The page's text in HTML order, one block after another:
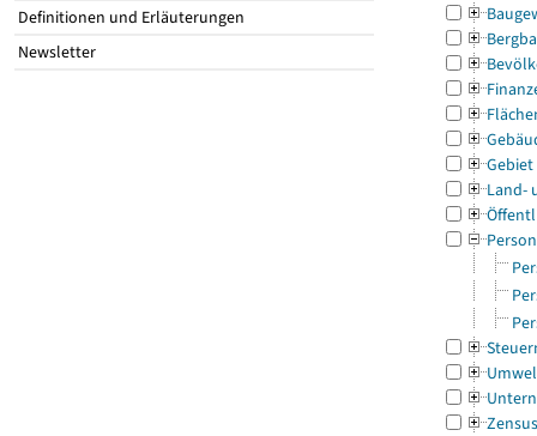
Definitionen und Erläuterungen
Newsletter
Gebiet
Land-
Zensus